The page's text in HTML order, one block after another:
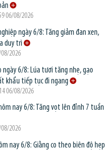
06/08/2026
ngày 6/8: Tăng giảm đan xen,
duy trì
2026
ngày 6/8: Lúa tươi tăng nhẹ, gạo
khẩu tiếp tục đi ngang
06/08/2026
nay 6/8: Tăng vọt lên đỉnh 7 tuần
2026
nay 6/8: Giằng co theo biên độ hẹp